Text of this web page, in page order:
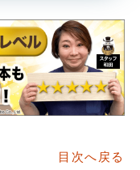
目次へ戻る